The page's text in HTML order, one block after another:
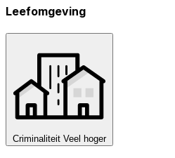
Leefomgeving
Criminaliteit Veel hoger